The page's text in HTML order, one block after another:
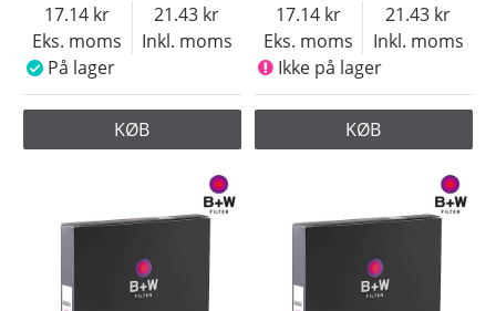
Eks. moms
17.14
Inkl. moms
21.43
På lager
KØB
Eks. moms
17.14
Inkl. moms
21.43
Ikke på lager
KØB